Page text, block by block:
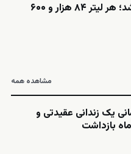
قیمت بنزین سوپر وارداتی اعلام شد؛ هر لیتر ۸۴ هزار و ۶۰۰
مشاهده همه
یک زندانی عقیدتی و
بازداشت